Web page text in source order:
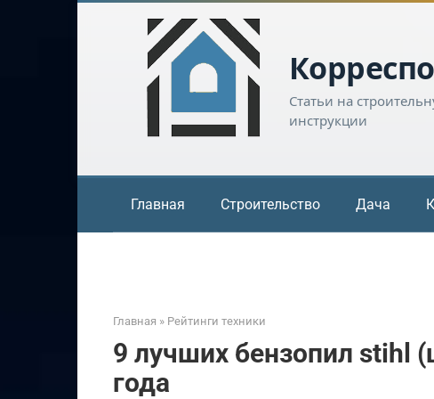
Статьи на
инструкции
Главная Строительство Дача
Главная » Рейтинги техники
9 лучших бензопил stihl
года